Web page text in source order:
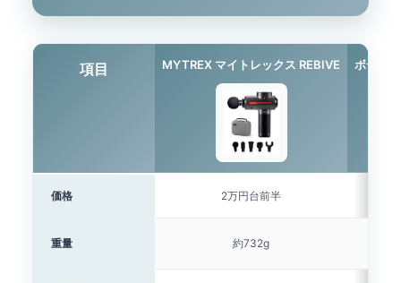
項目 MYTREX マイトレックス REBIVE ボディ
価格 2万円台前半
重量 約732g